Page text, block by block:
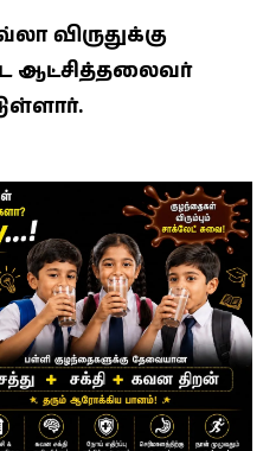
விருதுக்கு
ஆட்சித்தலைவர்